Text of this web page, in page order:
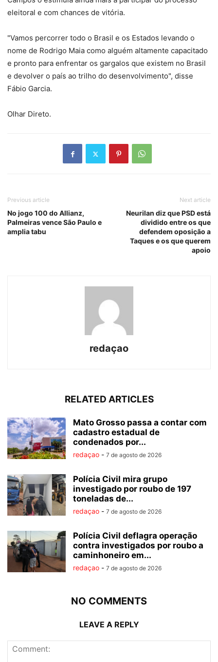
eleitoral e com chances de vitória.
"Vamos percorrer todo o Brasil e os Estados levando o
nome de Rodrigo Maia como alguém altamente capacitado
e pronto para enfrentar os gargalos que existem no Brasil
e devolver o país ao trilho do desenvolvimento", disse
Fábio Garcia.
Olhar Direto.
Previous article
No jogo 100 do Allianz,
Palmeiras vence São Paulo e
amplia tabu
Next article
Neurilan diz que PSD está
dividido entre os que
defendem oposição a
Taques e os que querem
apoio
redaçao
RELATED ARTICLES
Mato Grosso passa a contar com
cadastro estadual de
condenados por...
redaçao - 7 de agosto de 2026
Polícia Civil mira grupo
investigado por roubo de 197
toneladas de...
redaçao - 7 de agosto de 2026
Polícia Civil deflagra operação
contra investigados por roubo a
caminhoneiro em...
redaçao - 7 de agosto de 2026
NO COMMENTS
LEAVE A REPLY